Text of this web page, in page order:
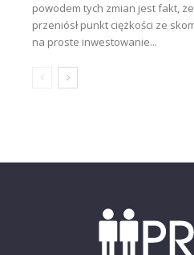
powodem tych zmian jest fakt,
przeniósł punkt ciężkości ze
na proste inwestowanie...